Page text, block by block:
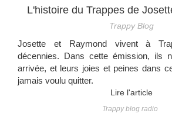
L'histoire du Trappes de
Trappy Blog
Josette et Raymond vivent à
décennies. Dans cette émission, ils
arrivée, et leurs joies et peines dans
jamais voulu quitter.
Lire l'article
Trappy blog radio